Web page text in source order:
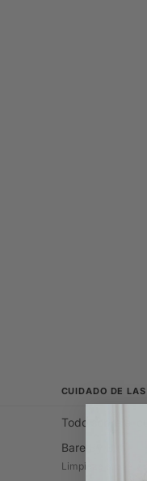
CUIDADO DE
Todo sobre el
Bare By Buff
Limpieza suave y